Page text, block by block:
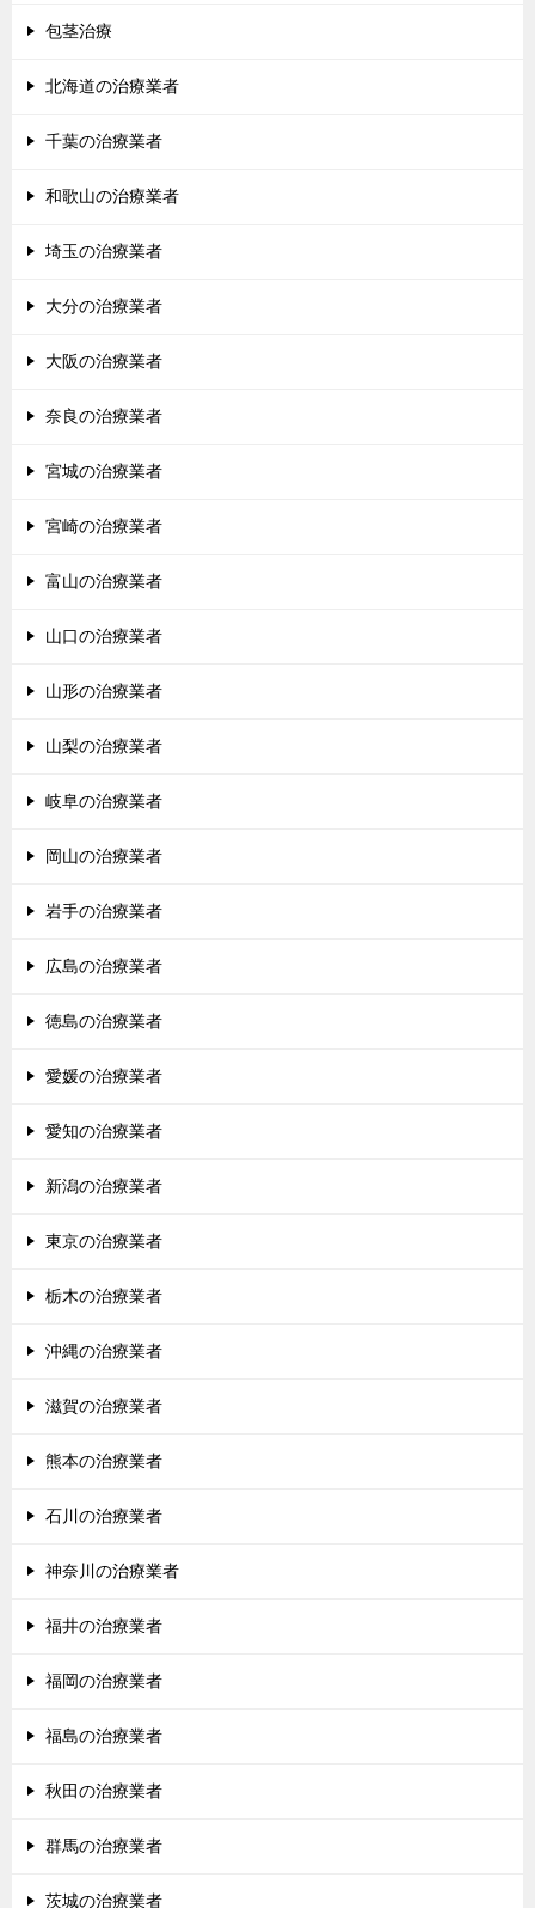
包茎治療
北海道の治療業者
千葉の治療業者
和歌山の治療業者
埼玉の治療業者
大分の治療業者
大阪の治療業者
奈良の治療業者
宮城の治療業者
宮崎の治療業者
富山の治療業者
山口の治療業者
山形の治療業者
山梨の治療業者
岐阜の治療業者
岡山の治療業者
岩手の治療業者
広島の治療業者
徳島の治療業者
愛媛の治療業者
愛知の治療業者
新潟の治療業者
東京の治療業者
栃木の治療業者
沖縄の治療業者
滋賀の治療業者
熊本の治療業者
石川の治療業者
神奈川の治療業者
福井の治療業者
福岡の治療業者
福島の治療業者
秋田の治療業者
群馬の治療業者
茨城の治療業者